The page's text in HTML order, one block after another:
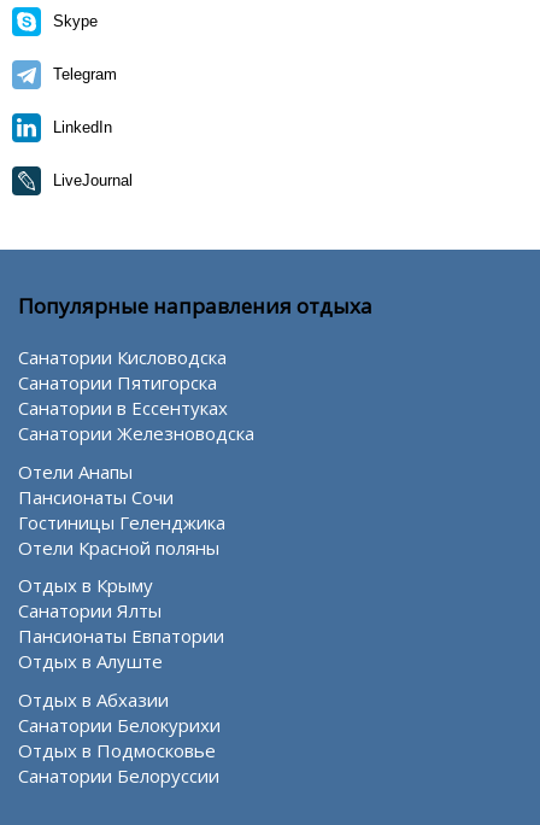
Skype
Telegram
LinkedIn
LiveJournal
Популярные направления отдыха
Санатории Кисловодска
Санатории Пятигорска
Санатории в Ессентуках
Санатории Железноводска
Отели Анапы
Пансионаты Сочи
Гостиницы Геленджика
Отели Красной поляны
Отдых в Крыму
Санатории Ялты
Пансионаты Евпатории
Отдых в Алуште
Отдых в Абхазии
Санатории Белокурихи
Отдых в Подмосковье
Санатории Белоруссии